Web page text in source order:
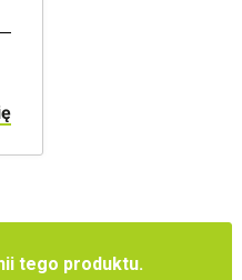
tego produktu.